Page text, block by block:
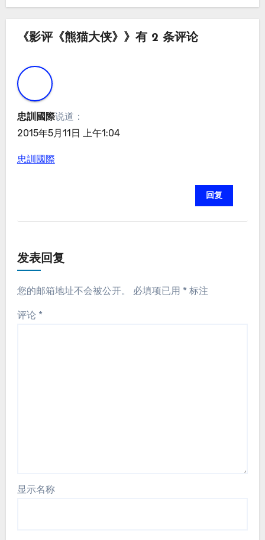
《影评《熊猫大侠》》有 2 条评论
忠訓國際说道：
2015年5月11日 上午1:04
忠訓國際
回复
发表回复
您的邮箱地址不会被公开。 必填项已用 * 标注
评论 *
显示名称